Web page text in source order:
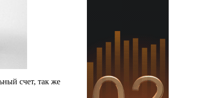
счет, так же